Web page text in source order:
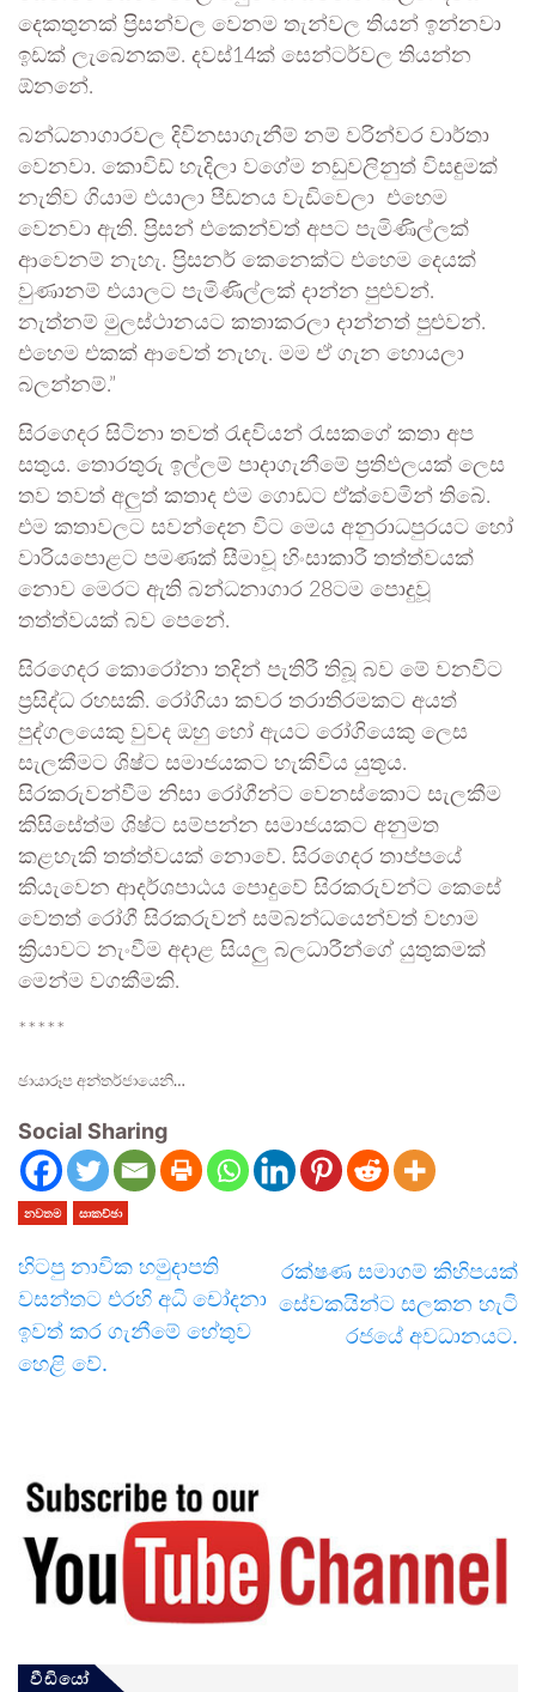
දෙකතුනක් ප්‍රිසන්වල වෙනම තැන්වල තියන් ඉන්නවා
ඉඩක් ලැබෙනකම්. දවස්14ක් සෙන්ටර්වල තියන්න
ඕනනේ.
බන්ධනාගාරවල දිවිනසාගැනීම් නම් වරින්වර වාර්තා
වෙනවා. කොවිඩ් හැදිලා වගේම නඩුවලිනුත් විසඳුමක්
නැතිව ගියාම එයාලා පීඩනය වැඩිවෙලා එහෙම
වෙනවා ඇති. ප්‍රිසන් එකෙන්වත් අපට පැමිණිල්ලක්
ආවෙනම් නැහැ. ප්‍රිසනර් කෙනෙක්ට එහෙම දෙයක්
වුණානම් එයාලට පැමිණිල්ලක් දාන්න පුළුවන්.
නැත්නම් මුලස්ථානයට කතාකරලා දාන්නත් පුළුවන්.
එහෙම එකක් ආවෙත් නැහැ. මම ඒ ගැන හොයලා
බලන්නම්.”
සිරගෙදර සිටිනා තවත් රැඳවියන් රැසකගේ කතා අප
සතුය. තොරතුරු ඉල්ලම් පාදාගැනීමේ ප්‍රතිඵලයක් ලෙස
තව තවත් අලුත් කතාද එම ගොඩට ඒක්වෙමින් තිබේ.
එම කතාවලට සවන්දෙන විට මෙය අනුරාධපුරයට හෝ
වාරියපොළට පමණක් සීමාවූ හිංසාකාරී තත්ත්වයක්
නොව මෙරට ඇති බන්ධනාගාර 28ටම පොදුවූ
තත්ත්වයක් බව පෙනේ.
සිරගෙදර කොරෝනා තදින් පැතිරී තිබූ බව මේ වනවිට
ප්‍රසිද්ධ රහසකි. රෝගියා කවර තරාතිරමකට අයත්
පුද්ගලයෙකු වුවද ඔහු හෝ ඇයට රෝගියෙකු ලෙස
සැලකීමට ශිෂ්ට සමාජයකට හැකිවිය යුතුය.
සිරකරුවන්වීම නිසා රෝගීන්ට වෙනස්කොට සැලකීම
කිසිසේත්ම ශිෂ්ට සම්පන්න සමාජයකට අනුමත
කළහැකි තත්ත්වයක් නොවේ. සිරගෙදර තාප්පයේ
කියැවෙන ආදර්ශපාඨය පොදුවේ සිරකරුවන්ට කෙසේ
වෙතත් රෝගී සිරකරුවන් සම්බන්ධයෙන්වත් වහාම
ක්‍රියාවට නැංවීම අදාළ සියලු බලධාරීන්ගේ යුතුකමක්
මෙන්ම වගකීමකි.
*****
ඡායාරූප අන්තර්ජායෙනි…
Social Sharing
නවතම සාකච්ඡා
හිටපු නාවික හමුදාපති
වසන්තට එරහි අධි චෝදනා
ඉවත් කර ගැනීමේ හේතුව
හෙළි වේ.
රක්ෂණ සමාගම් කිහිපයක්
සේවකයින්ට සලකන හැටි
රජයේ අවධානයට.
වීඩියෝ